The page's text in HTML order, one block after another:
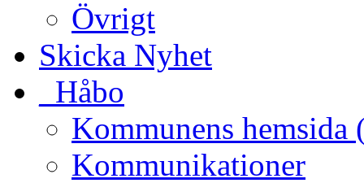
Övrigt
Skicka Nyhet
_Håbo
Kommunens hemsida
Kommunikationer